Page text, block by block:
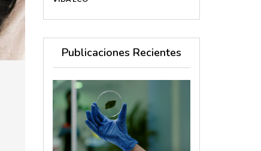
Publicaciones Recientes